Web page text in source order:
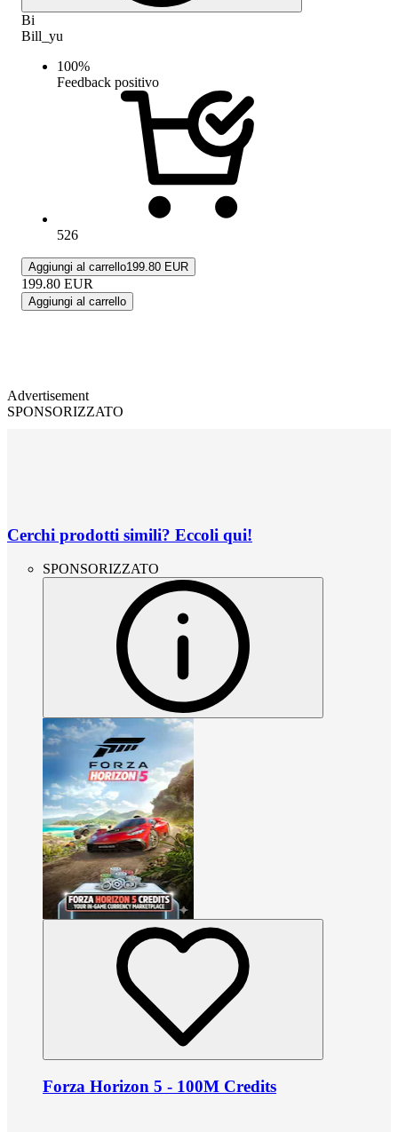
Bi
Bill_yu
100%
Feedback positivo
526
Aggiungi al carrello199.80 EUR
199.80 EUR
Aggiungi al carrello
Advertisement
SPONSORIZZATO
Cerchi prodotti simili? Eccoli qui!
SPONSORIZZATO
Forza Horizon 5 - 100M Credits